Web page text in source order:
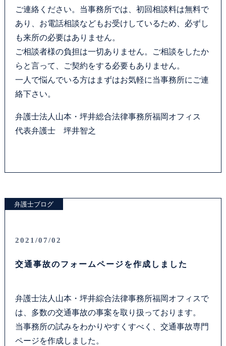
ご連絡ください。当事務所では、初回相談料は無料で
あり、お電話相談などもお受けしているため、必ずし
も来所の必要はありません。
ご相談者様の負担は一切ありません。ご相談をしたか
らと言って、ご契約をする必要もありません。
一人で悩んでいる方はまずはお気軽に当事務所にご連
絡下さい。
弁護士法人山本・坪井総合法律事務所福岡オフィス
代表弁護士 坪井智之
弁護士ブログ
2021/07/02
交通事故のフォームページを作成しました
弁護士法人山本・坪井綜合法律事務所福岡オフィスで
は、多数の交通事故の事案を取り扱っております。
当事務所の試みをわかりやすくすべく、交通事故専門
ページを作成しました。